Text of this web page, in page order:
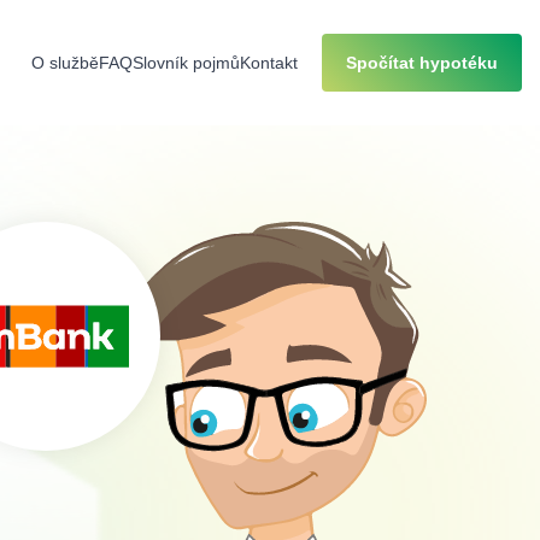
O služběFAQSlovník pojmůKontakt Spočítat hypotéku